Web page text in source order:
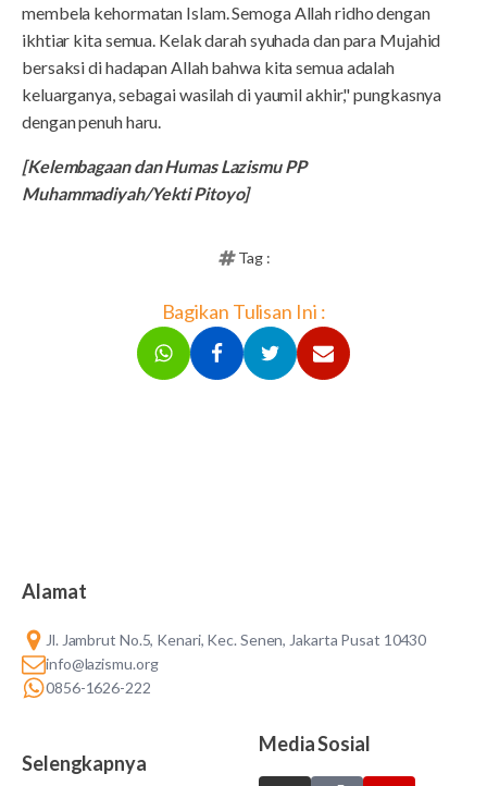
membela kehormatan Islam. Semoga Allah ridho dengan
ikhtiar kita semua. Kelak darah syuhada dan para Mujahid
bersaksi di hadapan Allah bahwa kita semua adalah
keluarganya, sebagai wasilah di yaumil akhir," pungkasnya
dengan penuh haru.
[Kelembagaan dan Humas Lazismu PP
Muhammadiyah/Yekti Pitoyo]
Tag :
Bagikan Tulisan Ini :
Alamat
Jl. Jambrut No.5, Kenari, Kec. Senen, Jakarta Pusat 10430
info@lazismu.org
0856-1626-222
Selengkapnya
Media Sosial